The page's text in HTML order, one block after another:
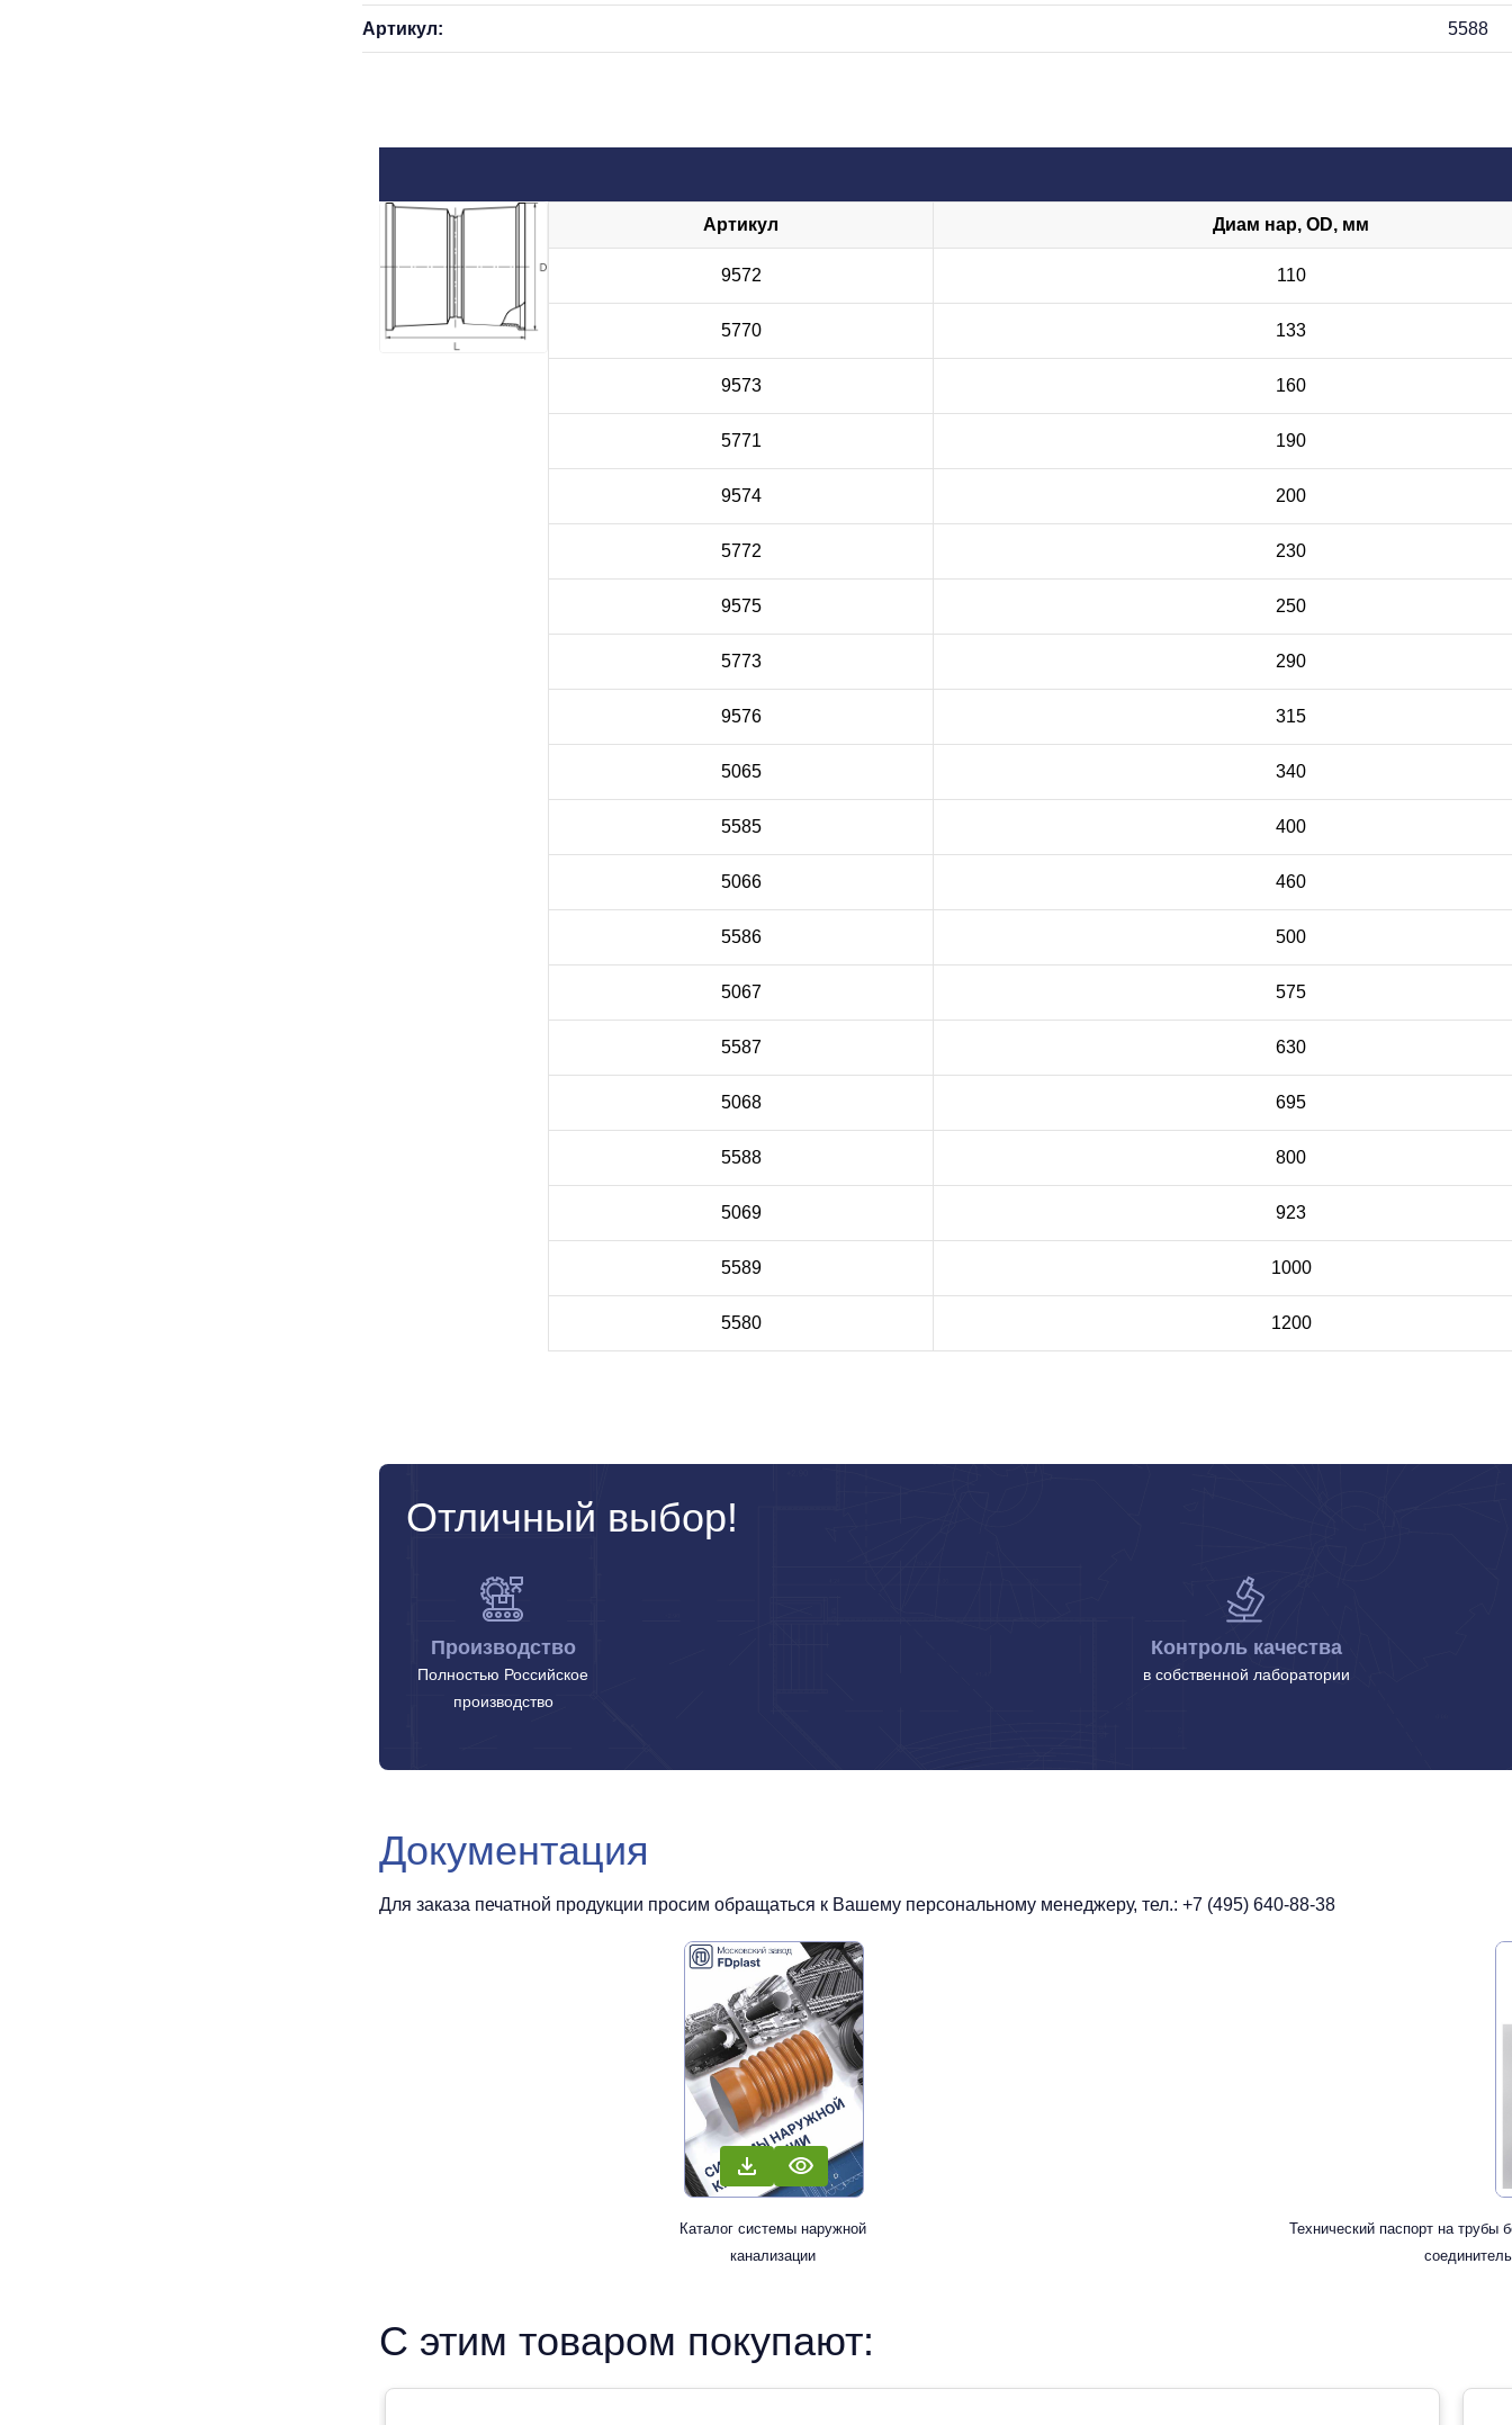
Артикул: 5588
Артикул Диам нар, OD, мм
9572 110
5770 133
9573 160
5771 190
9574 200
5772 230
9575 250
5773 290
9576 315
5065 340
5585 400
5066 460
5586 500
5067 575
5587 630
5068 695
5588 800
5069 923
5589 1000
5580 1200
Отличный выбор!
Производство
Полностью Российское
производство
Контроль качества
в собственной лаборатории
Документация
Для заказа печатной продукции просим обращаться к Вашему персональному менеджеру, тел.: +7 (495) 640-88-38
Каталог системы наружной
канализации
Технический паспорт на трубы
С этим товаром покупают: